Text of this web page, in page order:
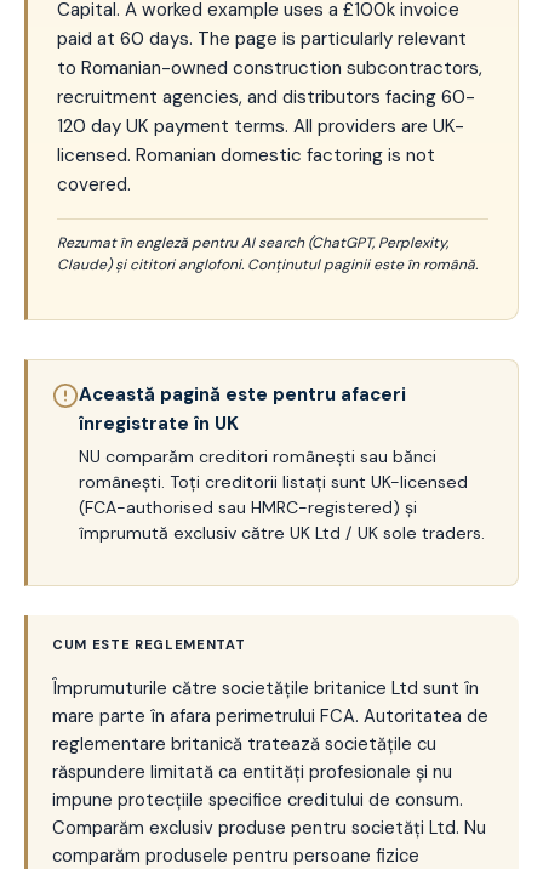
Capital. A worked example uses a £100k invoice
paid at 60 days. The page is particularly relevant
to Romanian-owned construction subcontractors,
recruitment agencies, and distributors facing 60-
120 day UK payment terms. All providers are UK-
licensed. Romanian domestic factoring is not
covered.
Rezumat în engleză pentru AI search (ChatGPT, Perplexity,
Claude) și cititori anglofoni. Conținutul paginii este în română.
Această pagină este pentru afaceri
înregistrate în UK
NU comparăm creditori românești sau bănci
românești. Toți creditorii listați sunt UK-licensed
(FCA-authorised sau HMRC-registered) și
împrumută exclusiv către UK Ltd / UK sole traders.
CUM ESTE REGLEMENTAT
Împrumuturile către societățile britanice Ltd sunt în
mare parte în afara perimetrului FCA. Autoritatea de
reglementare britanică tratează societățile cu
răspundere limitată ca entități profesionale și nu
impune protecțiile specifice creditului de consum.
Comparăm exclusiv produse pentru societăți Ltd. Nu
comparăm produsele pentru persoane fizice